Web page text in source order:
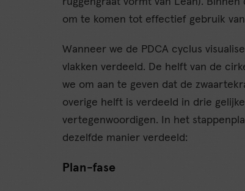
om te komen tot effectief gebruik van
Wanneer we de PDCA cyclus
vlakken verdeeld. De helft van de
we om aan te geven dat de
overige helft is verdeeld in drie
vertegenwoordigen. In het
dezelfde manier verdeeld:
Plan-fase